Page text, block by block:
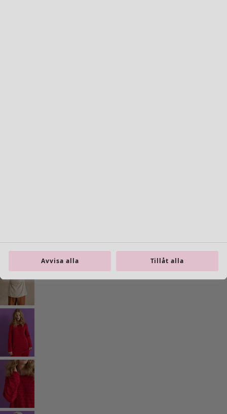
Inredning
Nyheter
All inredning
Gardiner
Kuddar & kuddfodral
Mattor
Frotté
Böcker
Tidigare favoriter
Avvisa alla Tillåt alla